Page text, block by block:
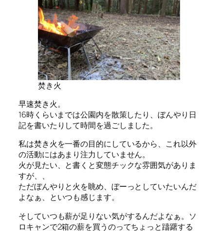
焚き火
早速焚き火。
16時くらいまでは公園内を散策したり、ぼんやり日
記を書いたりして時間を過ごしました。
私は焚き火を一番の目的にしているから、これ以外
の活動にはあまり注力していません。
火が見たい、と書くと変態チックな雰囲気がありま
すが、、
ただぼんやりと火を眺め、ぼーっとしていたいんだ
よなぁ、といつも感じます。
そしていつも薪が足りない気がするんだよなぁ。ソ
ロキャンで2箱の薪を買うのってちょっと躊躇する